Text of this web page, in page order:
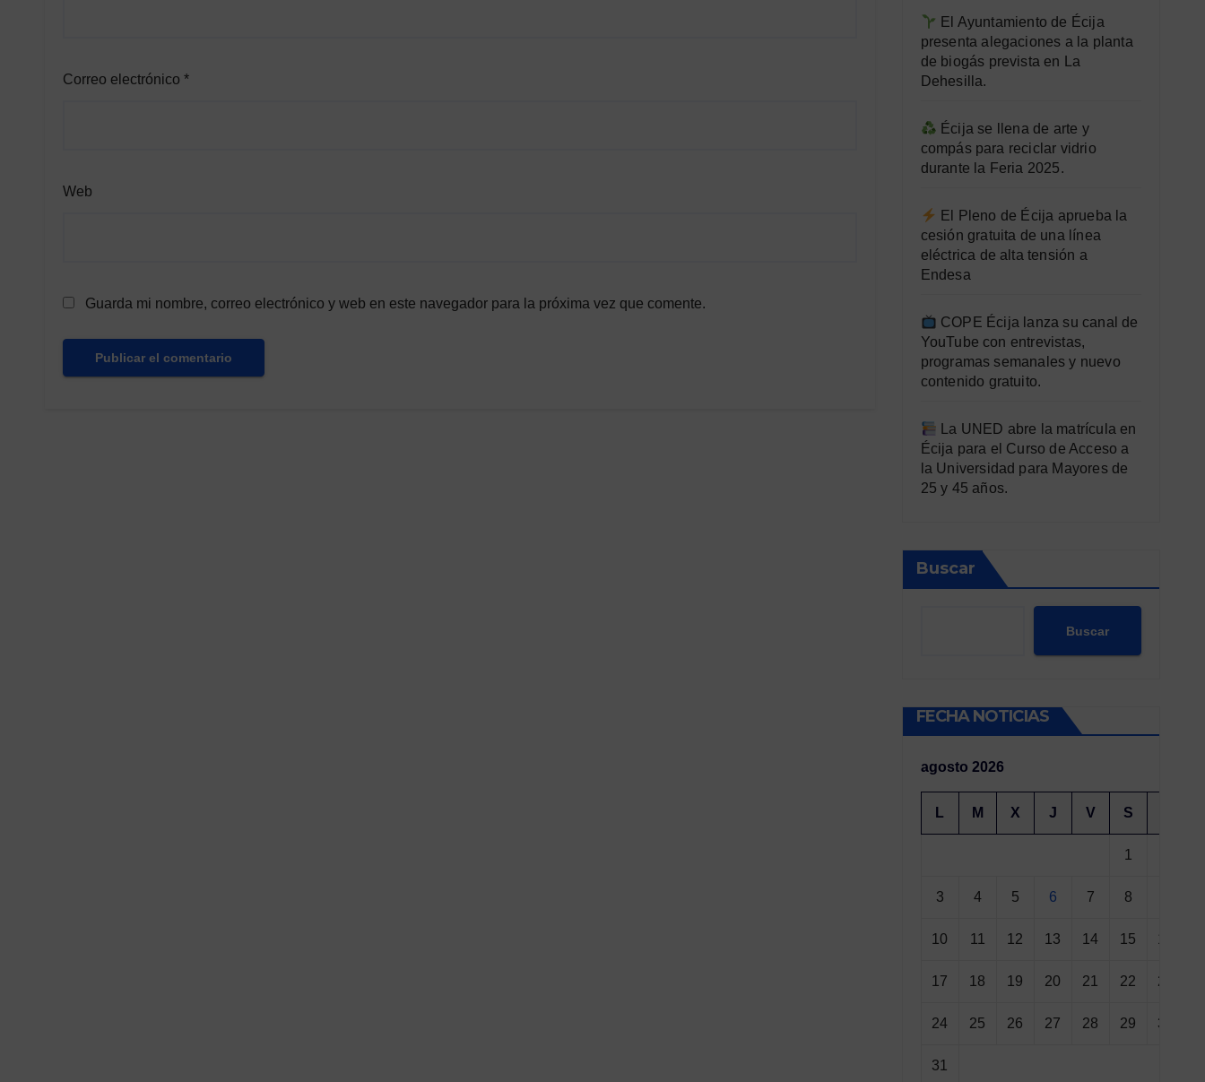
Correo electrónico *
Web
Guarda mi nombre, correo electrónico y web en este navegador para la próxima vez que comente.
El Ayuntamiento de Écija
presenta alegaciones a la planta
de biogás prevista en La
Dehesilla.
Écija se llena de arte y
compás para reciclar vidrio
durante la Feria 2025.
El Pleno de Écija aprueba la
cesión gratuita de una línea
eléctrica de alta tensión a
Endesa
COPE Écija lanza su canal de
YouTube con entrevistas,
programas semanales y nuevo
contenido gratuito.
La UNED abre la matrícula en
Écija para el Curso de Acceso a
la Universidad para Mayores de
25 y 45 años.
Buscar
Buscar
FECHA NOTICIAS
agosto 2026
L M X J V S
1
3 4 5 6 7 8
10 11 12 13 14 15 16
17 18 19 20 21 22 23
24 25 26 27 28 29 30
31